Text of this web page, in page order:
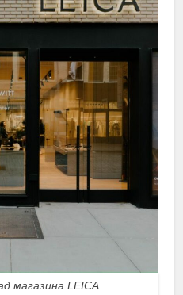
магазина LEICA